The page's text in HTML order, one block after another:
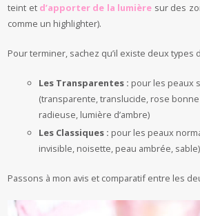
teint et d’apporter de la lumière sur des
comme un highlighter).
Pour terminer, sachez qu’il existe deux types
Les Transparentes : pour les peaux
(transparente, translucide, rose
radieuse, lumière d’ambre)
Les Classiques : pour les peaux
invisible, noisette, peau ambrée, sable)
Passons à mon avis et comparatif entre les